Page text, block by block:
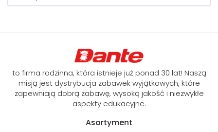
to firma rodzinna, która istnieje już ponad 30 lat! Naszą
misją jest dystrybucja zabawek wyjątkowych, które
zapewniają dobrą zabawę, wysoką jakość i niezwykłe
aspekty edukacyjne.
Asortyment